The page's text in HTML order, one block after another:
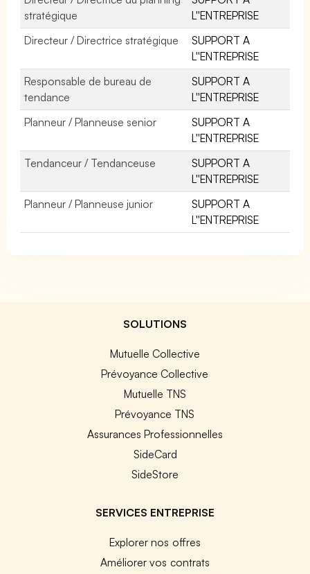
stratégique
L''ENTREPRISE
Directeur / Directrice stratégique
SUPPORT A
L''ENTREPRISE
Responsable de bureau de
tendance
SUPPORT A
L''ENTREPRISE
Planneur / Planneuse senior
SUPPORT A
L''ENTREPRISE
Tendanceur / Tendanceuse
SUPPORT A
L''ENTREPRISE
Planneur / Planneuse junior
SUPPORT A
L''ENTREPRISE
SOLUTIONS
Mutuelle Collective
Prévoyance Collective
Mutuelle TNS
Prévoyance TNS
Assurances Professionnelles
SideCard
SideStore
SERVICES ENTREPRISE
Explorer nos offres
Améliorer vos contrats